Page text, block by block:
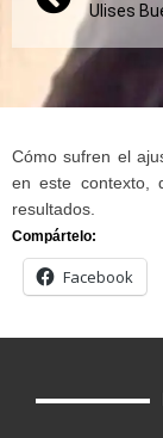
Cómo sufren el
en este contexto,
resultados.
Compártelo:
Facebook